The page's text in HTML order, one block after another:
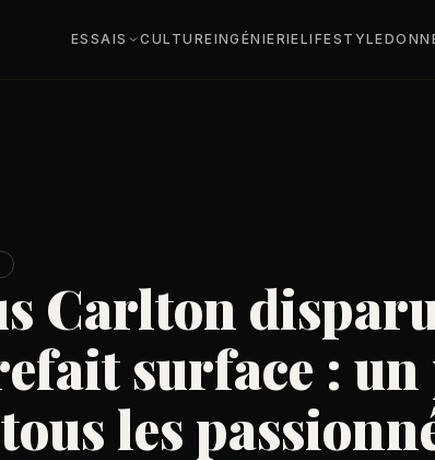
ESSAIS CULTUREINGÉNIERIELIFESTYLE
Carlton
surface :
les